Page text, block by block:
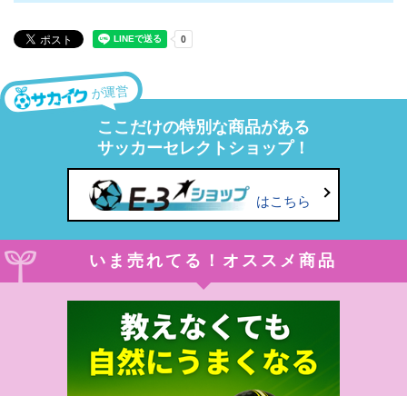
が運営
ここだけの特別な商品がある
サッカーセレクトショップ！
はこちら
いま売れてる！オススメ商品